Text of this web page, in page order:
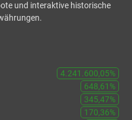
und interaktive historische
4.241.600,05%
648,61%
345,47%
170,36%